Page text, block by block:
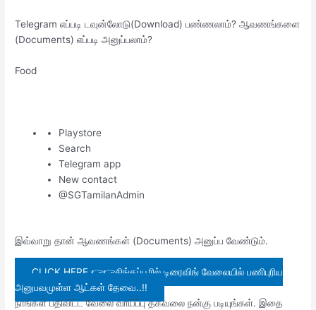
Telegram எப்படி டவுன்லோடு(Download) பண்ணலாம்? ஆவணங்களை
(Documents) எப்படி அனுப்பலாம்?
Food
Playstore
Search
Telegram app
New contact
@SGTamilanAdmin
இவ்வாறு தான் ஆவணங்கள் (Documents) அனுப்ப வேண்டும்.
CLICK HERE 👉👉சிங்கப்பூரில் டிரைவிங் வேலையில் பணிபுரிய
அனுபவமுள்ள ஆட்கள் தேவை..!!
நாங்கள் பதிவிட்ட வேலை வாய்ப்பு தகவலை நன்கு படியுங்கள். இதை